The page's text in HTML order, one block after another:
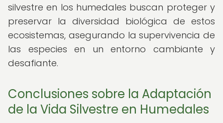
silvestre en los humedales buscan proteger y
preservar la diversidad biológica de estos
ecosistemas, asegurando la supervivencia de
las especies en un entorno cambiante y
desafiante.
Conclusiones sobre la Adaptación
de la Vida Silvestre en Humedales